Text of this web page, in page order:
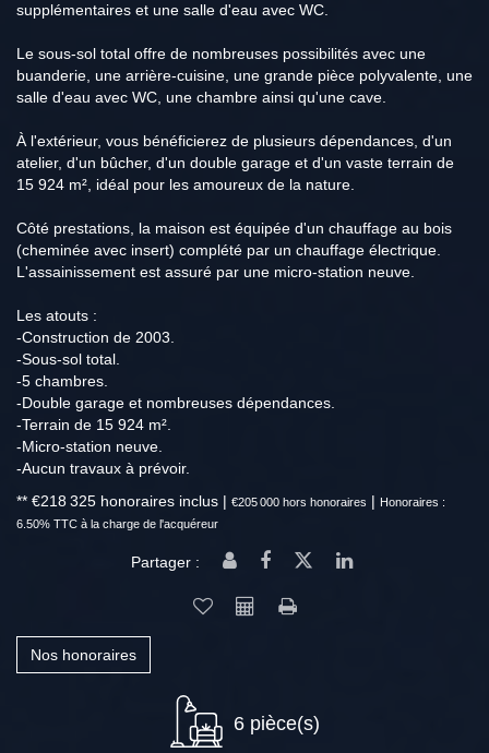
supplémentaires et une salle d'eau avec WC.
Le sous-sol total offre de nombreuses possibilités avec une
buanderie, une arrière-cuisine, une grande pièce polyvalente, une
salle d'eau avec WC, une chambre ainsi qu'une cave.
À l'extérieur, vous bénéficierez de plusieurs dépendances, d'un
atelier, d'un bûcher, d'un double garage et d'un vaste terrain de
15 924 m², idéal pour les amoureux de la nature.
Côté prestations, la maison est équipée d'un chauffage au bois
(cheminée avec insert) complété par un chauffage électrique.
L'assainissement est assuré par une micro-station neuve.
Les atouts :
-Construction de 2003.
-Sous-sol total.
-5 chambres.
-Double garage et nombreuses dépendances.
-Terrain de 15 924 m².
-Micro-station neuve.
-Aucun travaux à prévoir.
** €218 325 honoraires inclus | €205 000 hors honoraires | Honoraires :
6.50% TTC à la charge de l'acquéreur
Partager :
Nos honoraires
6 pièce(s)